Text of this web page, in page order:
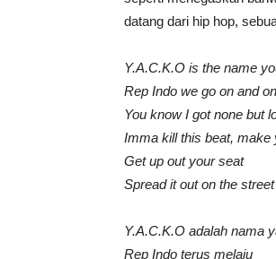
datang dari hip hop,
Y.A.C.K.O is the name
Rep Indo we go on and on
You know I got none but
Imma kill this beat, make
Get up out your seat
Spread it out on the street
Y.A.C.K.O adalah nama
Rep Indo terus melaju